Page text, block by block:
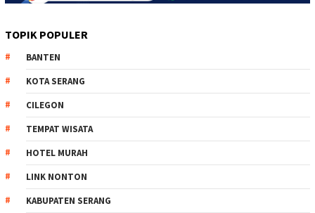
TOPIK POPULER
BANTEN
KOTA SERANG
CILEGON
TEMPAT WISATA
HOTEL MURAH
LINK NONTON
KABUPATEN SERANG